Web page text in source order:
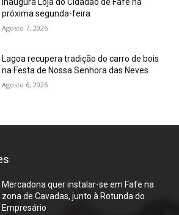
inaugura Loja do Cidadão de Fafe na
próxima segunda-feira
Agosto 7, 2026
Lagoa recupera tradição do carro de bois
na Festa de Nossa Senhora das Neves
Agosto 6, 2026
Mercadona quer instalar-se em Fafe na
zona de Cavadas, junto à Rotunda do
Empresário